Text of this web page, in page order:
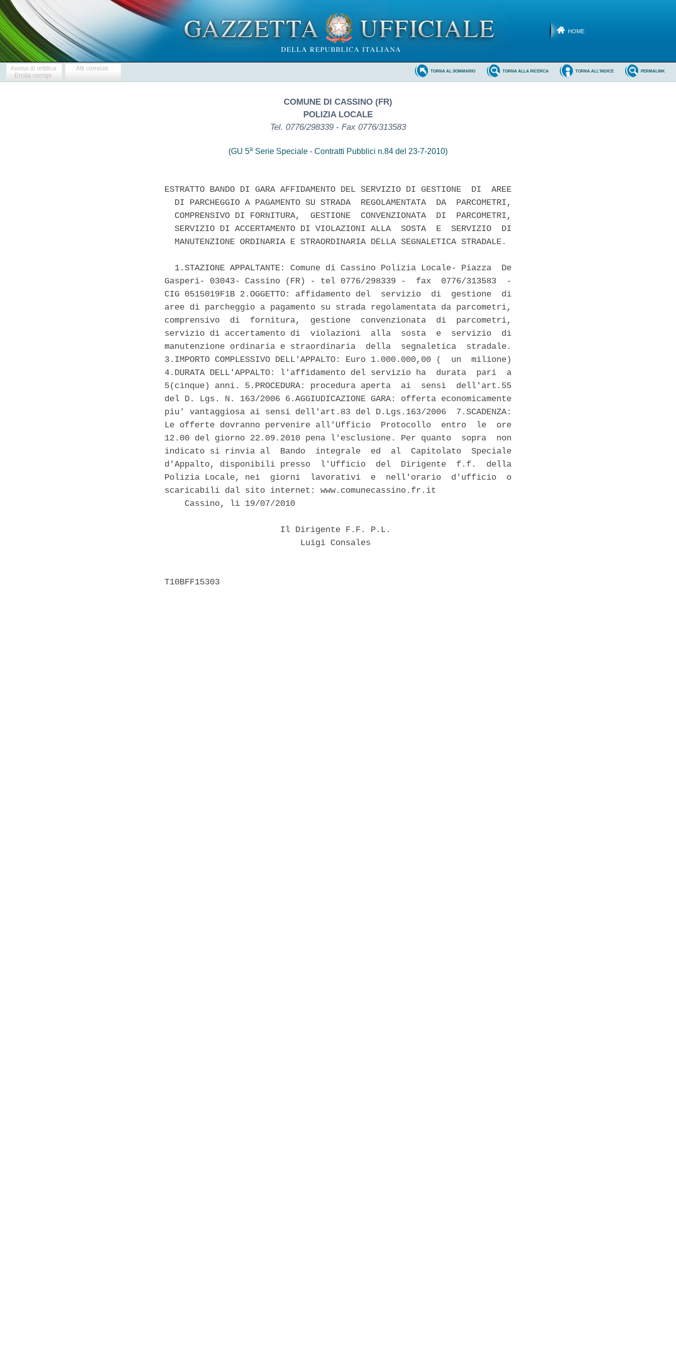
HOME
Avviso di rettifica
Errata corrige
Atti correlati PERMALINK
TORNA ALL'INDICE
TORNA ALLA RICERCA
TORNA AL SOMMARIO
COMUNE DI CASSINO (FR)
POLIZIA LOCALE
Tel. 0776/298339 - Fax 0776/313583
(GU 5a Serie Speciale - Contratti Pubblici n.84 del 23-7-2010)
ESTRATTO BANDO DI GARA AFFIDAMENTO DEL SERVIZIO DI GESTIONE  DI  AREE
  DI PARCHEGGIO A PAGAMENTO SU STRADA  REGOLAMENTATA  DA  PARCOMETRI,
  COMPRENSIVO DI FORNITURA,  GESTIONE  CONVENZIONATA  DI  PARCOMETRI,
  SERVIZIO DI ACCERTAMENTO DI VIOLAZIONI ALLA  SOSTA  E  SERVIZIO  DI
  MANUTENZIONE ORDINARIA E STRAORDINARIA DELLA SEGNALETICA STRADALE.
  1.STAZIONE APPALTANTE: Comune di Cassino Polizia Locale- Piazza  De
Gasperi- 03043- Cassino (FR) - tel 0776/298339 -  fax  0776/313583  -
CIG 0515019F1B 2.OGGETTO: affidamento del  servizio  di  gestione  di
aree di parcheggio a pagamento su strada regolamentata da parcometri,
comprensivo  di  fornitura,  gestione  convenzionata  di  parcometri,
servizio di accertamento di  violazioni  alla  sosta  e  servizio  di
manutenzione ordinaria e straordinaria  della  segnaletica  stradale.
3.IMPORTO COMPLESSIVO DELL'APPALTO: Euro 1.000.000,00 (  un  milione)
4.DURATA DELL'APPALTO: l'affidamento del servizio ha  durata  pari  a
5(cinque) anni. 5.PROCEDURA: procedura aperta  ai  sensi  dell'art.55
del D. Lgs. N. 163/2006 6.AGGIUDICAZIONE GARA: offerta economicamente
piu' vantaggiosa ai sensi dell'art.83 del D.Lgs.163/2006  7.SCADENZA:
Le offerte dovranno pervenire all'Ufficio  Protocollo  entro  le  ore
12.00 del giorno 22.09.2010 pena l'esclusione. Per quanto  sopra  non
indicato si rinvia al  Bando  integrale  ed  al  Capitolato  Speciale
d'Appalto, disponibili presso  l'Ufficio  del  Dirigente  f.f.  della
Polizia Locale, nei  giorni  lavorativi  e  nell'orario  d'ufficio  o
scaricabili dal sito internet: www.comunecassino.fr.it
    Cassino, li 19/07/2010
                       Il Dirigente F.F. P.L.
                           Luigi Consales